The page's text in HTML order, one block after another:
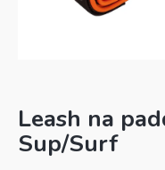
Leash na
Sup/Surf